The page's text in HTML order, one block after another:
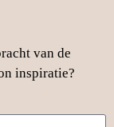
van de
inspiratie?